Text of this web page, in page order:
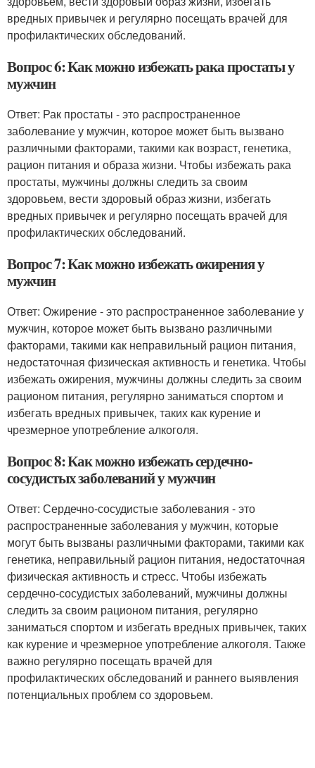
вредных привычек и регулярно посещать врачей для
профилактических обследований.
Вопрос 6: Как можно избежать рака простаты у
мужчин
Ответ: Рак простаты - это распространенное
заболевание у мужчин, которое может быть вызвано
различными факторами, такими как возраст, генетика,
рацион питания и образа жизни. Чтобы избежать рака
простаты, мужчины должны следить за своим
здоровьем, вести здоровый образ жизни, избегать
вредных привычек и регулярно посещать врачей для
профилактических обследований.
Вопрос 7: Как можно избежать ожирения у
мужчин
Ответ: Ожирение - это распространенное заболевание у
мужчин, которое может быть вызвано различными
факторами, такими как неправильный рацион питания,
недостаточная физическая активность и генетика. Чтобы
избежать ожирения, мужчины должны следить за своим
рационом питания, регулярно заниматься спортом и
избегать вредных привычек, таких как курение и
чрезмерное употребление алкоголя.
Вопрос 8: Как можно избежать сердечно-
сосудистых заболеваний у мужчин
Ответ: Сердечно-сосудистые заболевания - это
распространенные заболевания у мужчин, которые
могут быть вызваны различными факторами, такими как
генетика, неправильный рацион питания, недостаточная
физическая активность и стресс. Чтобы избежать
сердечно-сосудистых заболеваний, мужчины должны
следить за своим рационом питания, регулярно
заниматься спортом и избегать вредных привычек, таких
как курение и чрезмерное употребление алкоголя. Также
важно регулярно посещать врачей для
профилактических обследований и раннего выявления
потенциальных проблем со здоровьем.